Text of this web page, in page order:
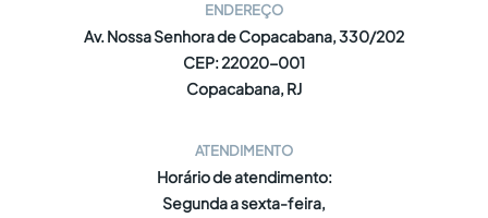
ENDEREÇO
Av. Nossa Senhora de Copacabana, 330/202
CEP: 22020-001
Copacabana, RJ
ATENDIMENTO
Horário de atendimento:
Segunda a sexta-feira,